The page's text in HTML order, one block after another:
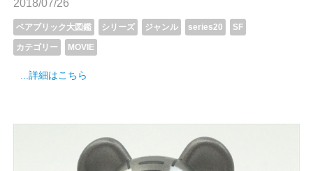
2018/07/26
ベアブリック大図鑑 シリーズ ジャンル series20 SF
カテゴリー MOVIE
...詳細はこちら